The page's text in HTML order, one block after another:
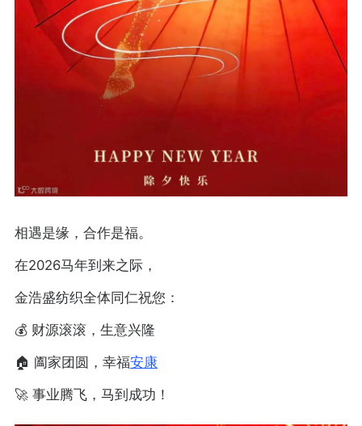
相遇是缘，合作是福。
在2026马年到来之际，
金浩盛纺织全体同仁祝您：
💰 财源滚滚，生意兴隆
🏠 阖家团圆，幸福安康
🚀 事业腾飞，马到成功！